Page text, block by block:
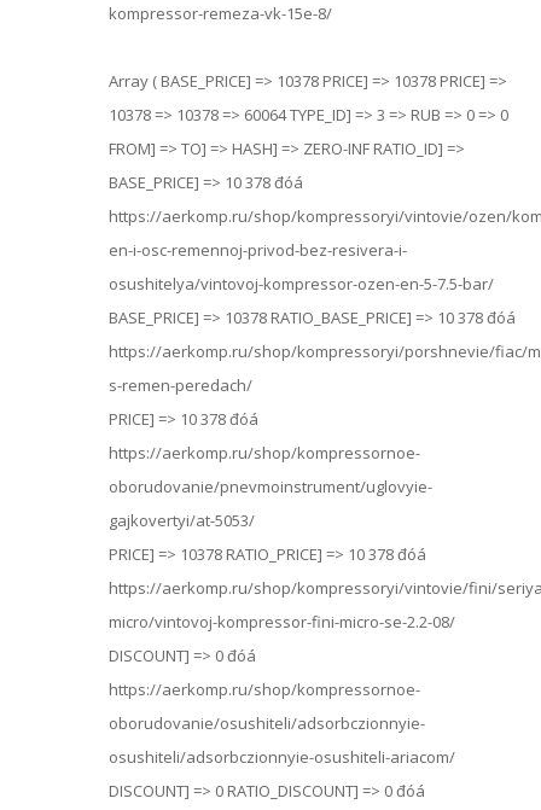
kompressor-remeza-vk-15e-8/
Array ( BASE_PRICE] => 10378 PRICE] => 10378 PRICE] =>
10378=> 10378=> 60064TYPE_ID] => 3 => RUB => 0=> 0
FROM] => TO] => HASH] => ZERO-INF RATIO_ID] =>
BASE_PRICE] => 10 378 đóá
https://aerkomp.ru/shop/kompressoryi/vintovie/ozen/
en-i-osc-remennoj-privod-bez-resivera-i-
osushitelya/vintovoj-kompressor-ozen-en-5-7.5-bar/
BASE_PRICE] => 10378 RATIO_BASE_PRICE] => 10 378 đóá
https://aerkomp.ru/shop/kompressoryi/porshnevie/fiac/
s-remen-peredach/
PRICE] => 10 378 đóá
https://aerkomp.ru/shop/kompressornoe-
oborudovanie/pnevmoinstrument/uglovyie-
gajkovertyi/at-5053/
PRICE] => 10378 RATIO_PRICE] => 10 378 đóá
https://aerkomp.ru/shop/kompressoryi/vintovie/fini/
micro/vintovoj-kompressor-fini-micro-se-2.2-08/
DISCOUNT] => 0 đóá
https://aerkomp.ru/shop/kompressornoe-
oborudovanie/osushiteli/adsorbczionnyie-
osushiteli/adsorbczionnyie-osushiteli-ariacom/
DISCOUNT] => 0 RATIO_DISCOUNT] => 0 đóá